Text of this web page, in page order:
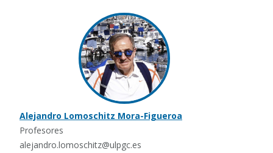
Alejandro Lomoschitz Mora-Figueroa
Profesores
alejandro.lomoschitz@ulpgc.es